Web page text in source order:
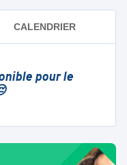
CALENDRIER
pour le